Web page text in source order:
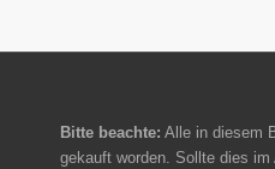
Bitte beachte: Alle in diesem
gekauft worden. Sollte dies